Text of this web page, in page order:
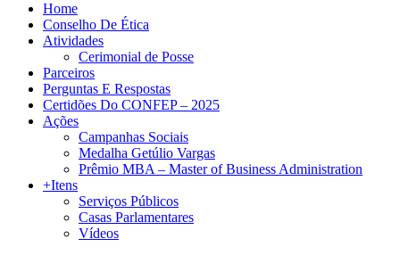
Home
Conselho De Ética
Atividades
Cerimonial de Posse
Parceiros
Perguntas E Respostas
Certidões Do CONFEP – 2025
Ações
Campanhas Sociais
Medalha Getúlio Vargas
Prêmio MBA – Master of Business Administration
+Itens
Serviços Públicos
Casas Parlamentares
Vídeos